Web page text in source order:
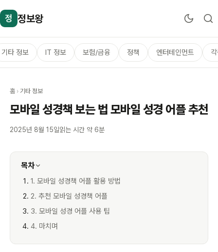
정 정보왕
기타 정보 IT 정보 보험/금융 정책 엔터테인먼트
홈 › 기타 정보
모바일 성경책 보는 법 모바일 성경 어플 추천
2025년 8월 15일읽는 시간 약 6분
목차
1. 모바일 성경책 어플 활용 방법
2. 추천 모바일 성경책 어플
3. 모바일 성경 어플 사용 팁
4. 마치며